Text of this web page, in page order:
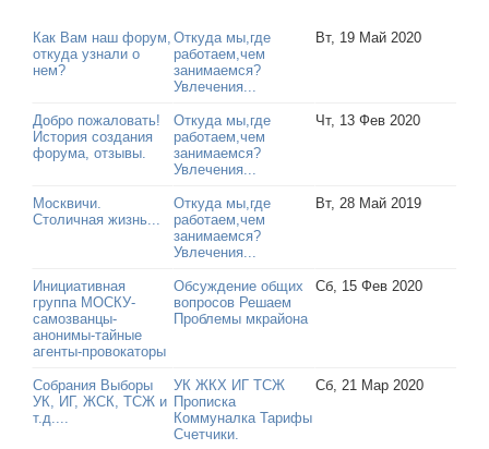
Как Вам наш форум,
откуда узнали о
нем?
Откуда мы,где
работаем,чем
занимаемся?
Увлечения...
Вт, 19 Май 2020
Добро пожаловать!
История создания
форума, отзывы.
Откуда мы,где
работаем,чем
занимаемся?
Увлечения...
Чт, 13 Фев 2020
Москвичи.
Столичная жизнь...
Откуда мы,где
работаем,чем
занимаемся?
Увлечения...
Вт, 28 Май 2019
Инициативная
группа МОСКУ-
самозванцы-
анонимы-тайные
агенты-провокаторы
Обсуждение общих
вопросов Решаем
Проблемы мкрайона
Сб, 15 Фев 2020
Собрания Выборы
УК, ИГ, ЖСК, ТСЖ и
т.д....
УК ЖКХ ИГ ТСЖ
Прописка
Коммуналка Тарифы
Счетчики.
Сб, 21 Мар 2020